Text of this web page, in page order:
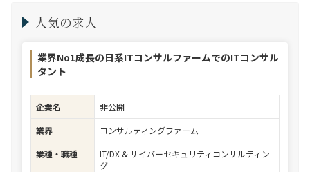
人気の求人
業界No1成長の日系ITコンサルファームでのITコンサル
タント
企業名
非公開
業界
コンサルティングファーム
業種・職種
IT/DX & サイバーセキュリティコンサルティン
グ